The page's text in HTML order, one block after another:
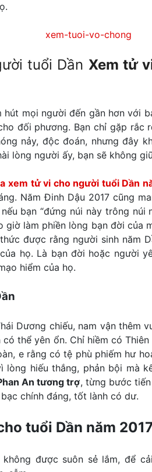
tuổi Dần Xem tử
mọi người đến gần hơn với
đối phương. Bạn chỉ gặp rắc
nảy, độc đoán, nhưng đây
lòng người ấy, bạn sẽ không
xem tử vi cho người tuổi Dần
Năm Đinh Dậu 2017 cũng
bạn “đứng núi này trông núi
giờ làm phiền lòng bạn đời của
được rằng người sinh năm
họ. Là bạn đời hoặc người
hiểm của họ.
Dương chiếu, nam vận thêm
thể yên ổn. Chỉ hiềm có
e rằng có tệ phù phiếm hư
lòng hiếu thắng, phản bội mà
An tương trợ, từng bước
chính đáng, tốt lành có dư.
tuổi Dần năm
không được suôn sẻ lắm, để